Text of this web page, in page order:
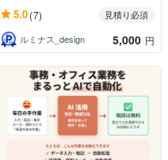
5.0(7)
見積り必須
ルミナス_design
5,000 円